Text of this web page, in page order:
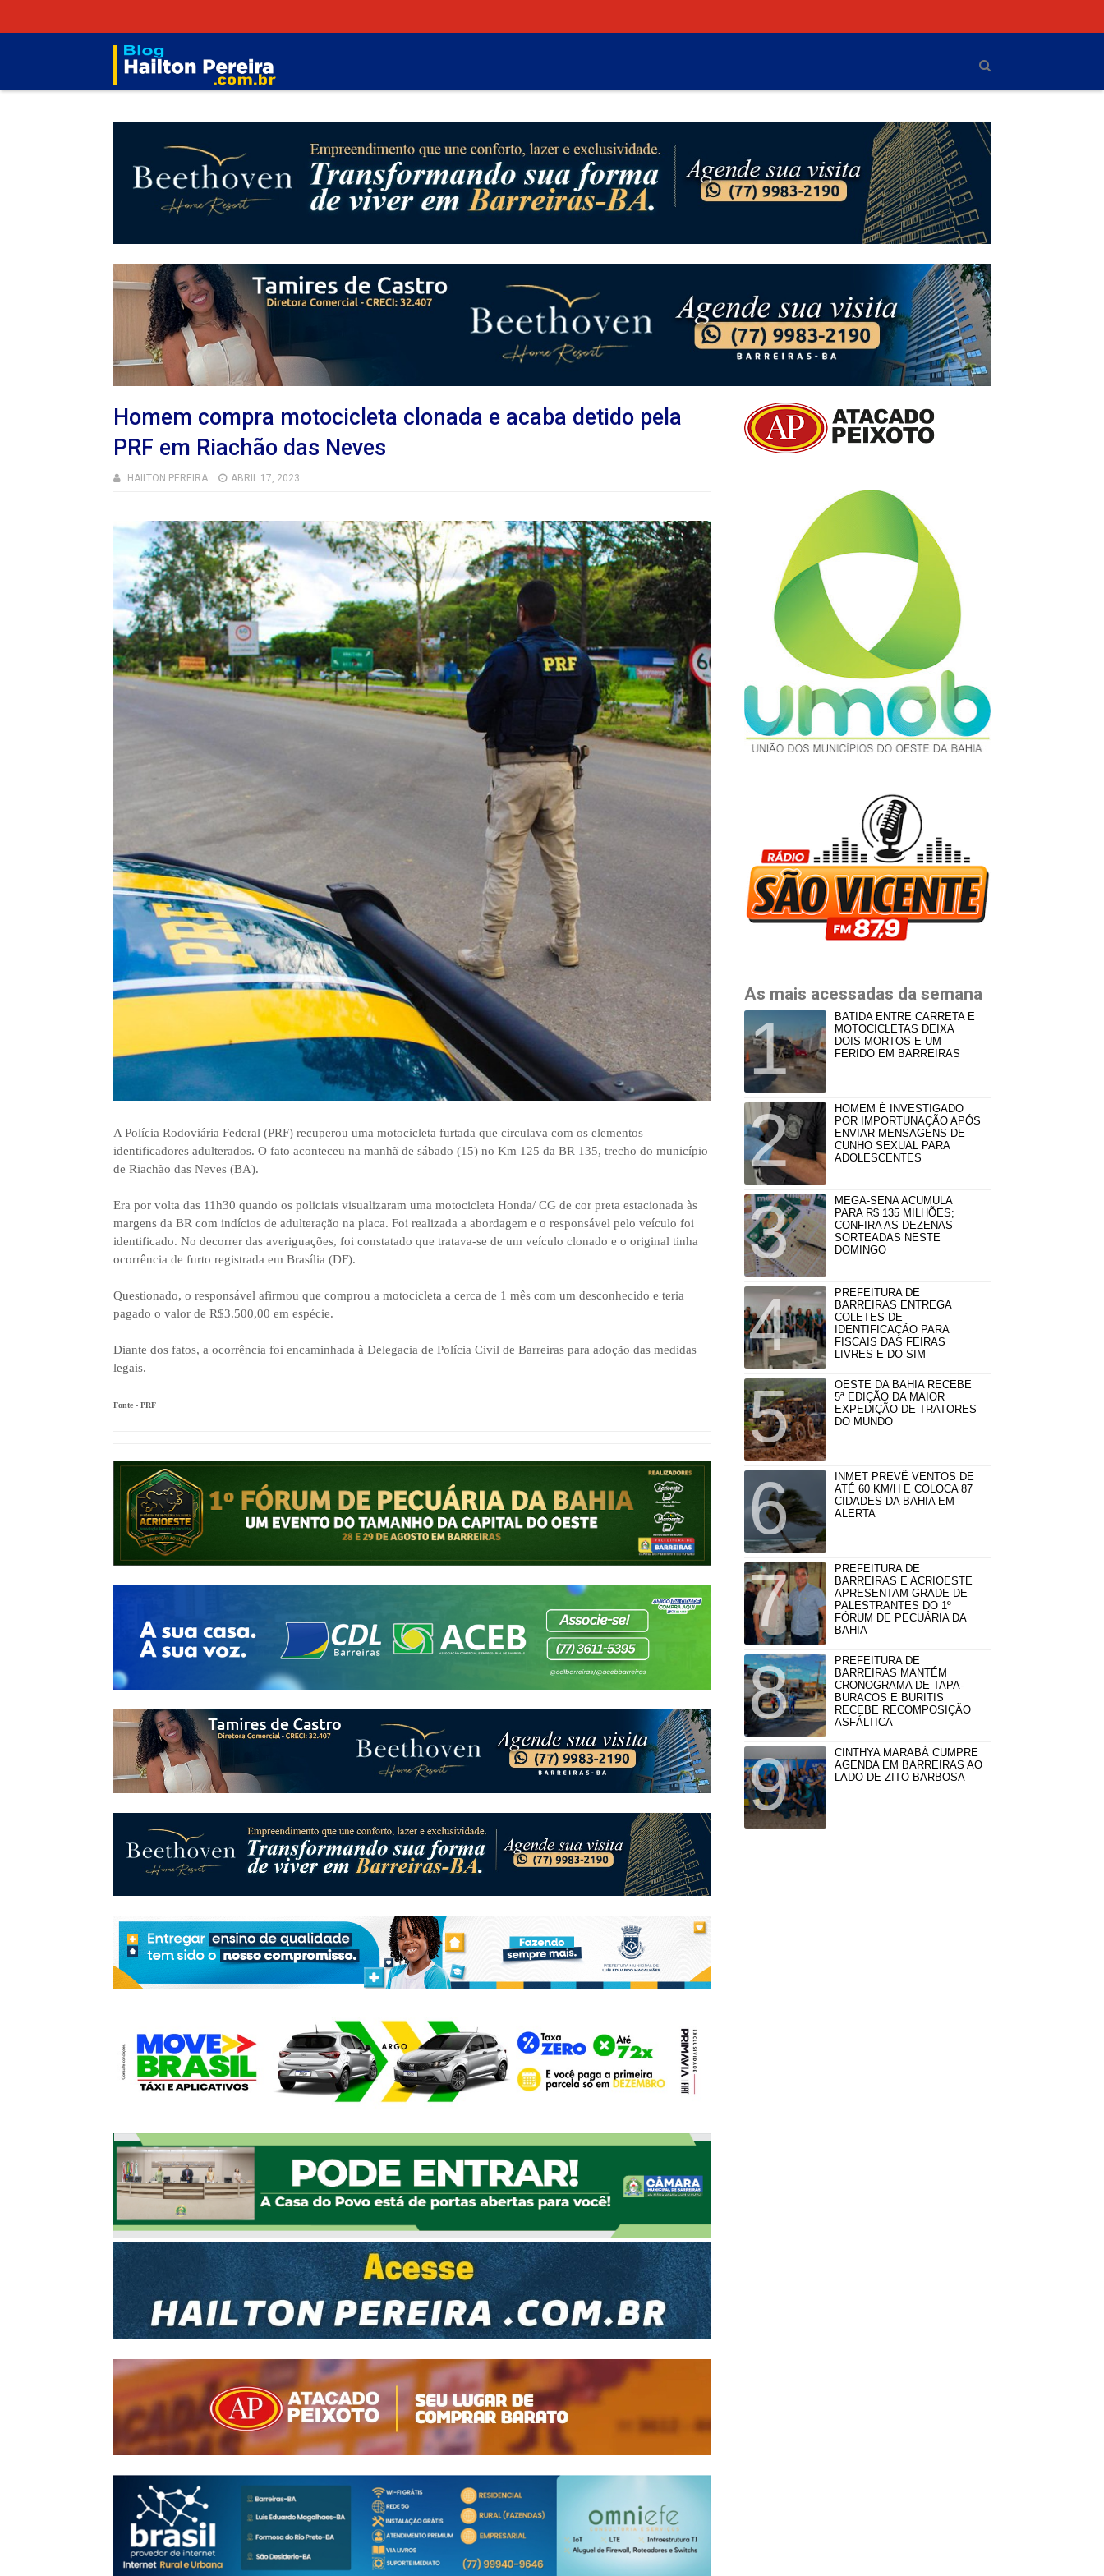
Homem compra motocicleta clonada e acaba detido pela
PRF em Riachão das Neves
HAILTON PEREIRA ABRIL 17, 2023
A Polícia Rodoviária Federal (PRF) recuperou uma motocicleta furtada que circulava com os elementos
identificadores adulterados. O fato aconteceu na manhã de sábado (15) no Km 125 da BR 135, trecho do município
de Riachão das Neves (BA).
Era por volta das 11h30 quando os policiais visualizaram uma motocicleta Honda/ CG de cor preta estacionada às
margens da BR com indícios de adulteração na placa. Foi realizada a abordagem e o responsável pelo veículo foi
identificado. No decorrer das averiguações, foi constatado que tratava-se de um veículo clonado e o original tinha
ocorrência de furto registrada em Brasília (DF).
Questionado, o responsável afirmou que comprou a motocicleta a cerca de 1 mês com um desconhecido e teria
pagado o valor de R$3.500,00 em espécie.
Diante dos fatos, a ocorrência foi encaminhada à Delegacia de Polícia Civil de Barreiras para adoção das medidas
legais.
Fonte - PRF
As mais acessadas da semana
BATIDA ENTRE CARRETA E
MOTOCICLETAS DEIXA
DOIS MORTOS E UM
FERIDO EM BARREIRAS
HOMEM É INVESTIGADO
POR IMPORTUNAÇÃO APÓS
ENVIAR MENSAGENS DE
CUNHO SEXUAL PARA
ADOLESCENTES
MEGA-SENA ACUMULA
PARA R$ 135 MILHÕES;
CONFIRA AS DEZENAS
SORTEADAS NESTE
DOMINGO
PREFEITURA DE
BARREIRAS ENTREGA
COLETES DE
IDENTIFICAÇÃO PARA
FISCAIS DAS FEIRAS
LIVRES E DO SIM
OESTE DA BAHIA RECEBE
5ª EDIÇÃO DA MAIOR
EXPEDIÇÃO DE TRATORES
DO MUNDO
INMET PREVÊ VENTOS DE
ATÉ 60 KM/H E COLOCA 87
CIDADES DA BAHIA EM
ALERTA
PREFEITURA DE
BARREIRAS E ACRIOESTE
APRESENTAM GRADE DE
PALESTRANTES DO 1º
FÓRUM DE PECUÁRIA DA
BAHIA
PREFEITURA DE
BARREIRAS MANTÉM
CRONOGRAMA DE TAPA-
BURACOS E BURITIS
RECEBE RECOMPOSIÇÃO
ASFÁLTICA
CINTHYA MARABÁ CUMPRE
AGENDA EM BARREIRAS AO
LADO DE ZITO BARBOSA